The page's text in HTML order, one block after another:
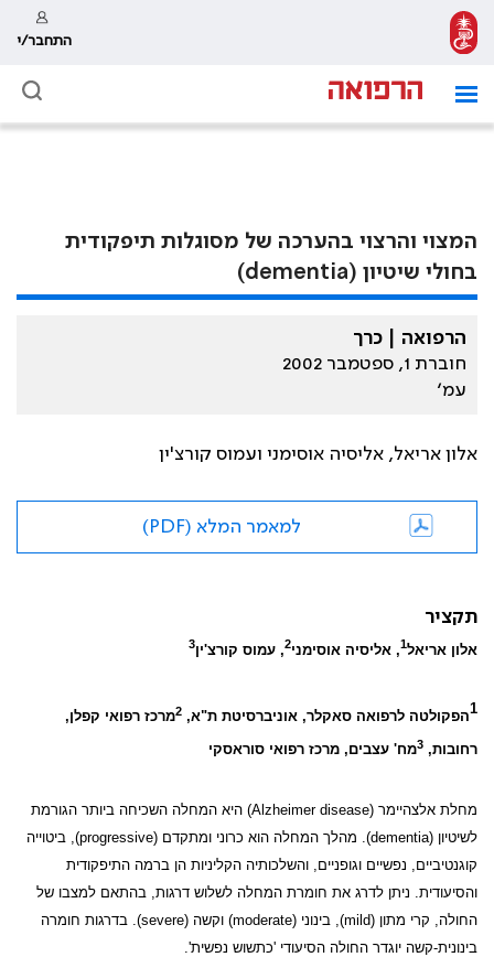
התחבר/י
המצוי והרצוי בהערכה של מסוגלות תיפקודית
בחולי שיטיון (dementia)
הרפואה | כרך
חוברת 1, ספטמבר 2002
עמ׳
אלון אריאל, אליסיה אוסימני ועמוס קורצ'ין
למאמר המלא (PDF)
תקציר
אלון אריאל1, אליסיה אוסימני2, עמוס קורצ'ין3
1הפקולטה לרפואה סאקלר, אוניברסיטת ת"א, 2מרכז רפואי קפלן,
רחובות, 3מח' עצבים, מרכז רפואי סוראסקי
מחלת אלצהיימר (Alzheimer disease) היא המחלה השכיחה ביותר הגורמת
לשיטיון (dementia). מהלך המחלה הוא כרוני ומתקדם (progressive), ביטוייה
קוגנטיביים, נפשיים וגופניים, והשלכותיה הקליניות הן ברמה התיפקודית
והסיעודית. ניתן לדרג את חומרת המחלה לשלוש דרגות, בהתאם למצבו של
החולה, קרי מתון (mild), בינוני (moderate) וקשה (severe). בדרגות חומרה
בינונית-קשה יוגדר החולה הסיעודי 'כתשוש נפשית'.